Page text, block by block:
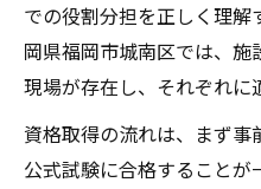
での役割分担を正しく理解
岡県福岡市城南区では、
現場が存在し、それぞれに
資格取得の流れは、まず事
公式試験に合格すること